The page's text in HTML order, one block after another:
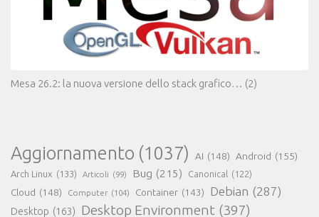
Mesa 26.2: la nuova versione dello stack grafico… (2)
Aggiornamento (1037) AI (148) Android (155)
Arch Linux (133) Articoli (99) Bug (215) Canonical (122)
Cloud (148) Computer (104) Container (143) Debian (287)
Desktop (163) Desktop Environment (397)